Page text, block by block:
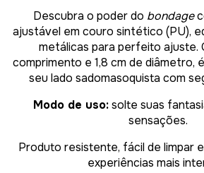
Descubra o poder do bondage
ajustável em couro sintético (PU),
metálicas para perfeito ajuste.
comprimento e 1,8 cm de diâmetro,
seu lado sadomasoquista com
Modo de uso:solte suas
sensações.
Produto resistente, fácil de limpar
experiências mais